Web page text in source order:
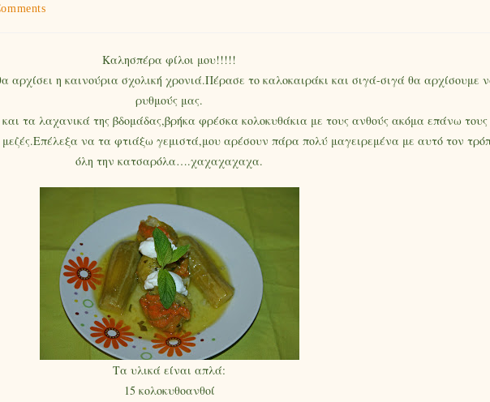
Καλησπέρα φίλοι μου!!!!!
αρχίσει η καινούρια σχολική χρονιά.Πέρασε το καλοκαιράκι και σιγά-σιγά θα αρχίσουμε
ρυθμούς μας.
τα λαχανικά της βδομάδας,βρήκα φρέσκα κολοκυθάκια με τους ανθούς ακόμα επάνω τους
μεζές.Επέλεξα να τα φτιάξω γεμιστά,μου αρέσουν πάρα πολύ μαγειρεμένα με αυτό τον
όλη την κατσαρόλα….χαχαχαχαχα.
Τα υλικά είναι απλά:
15 κολοκυθοανθοί